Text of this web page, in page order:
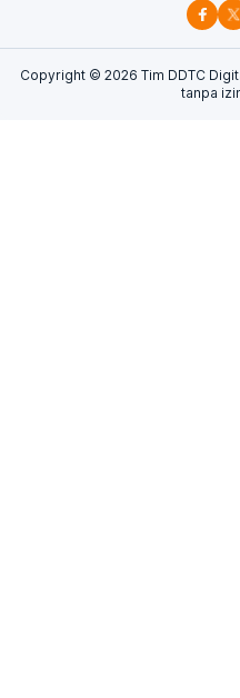
Copyright © 2026 Tim DDTC
tanpa